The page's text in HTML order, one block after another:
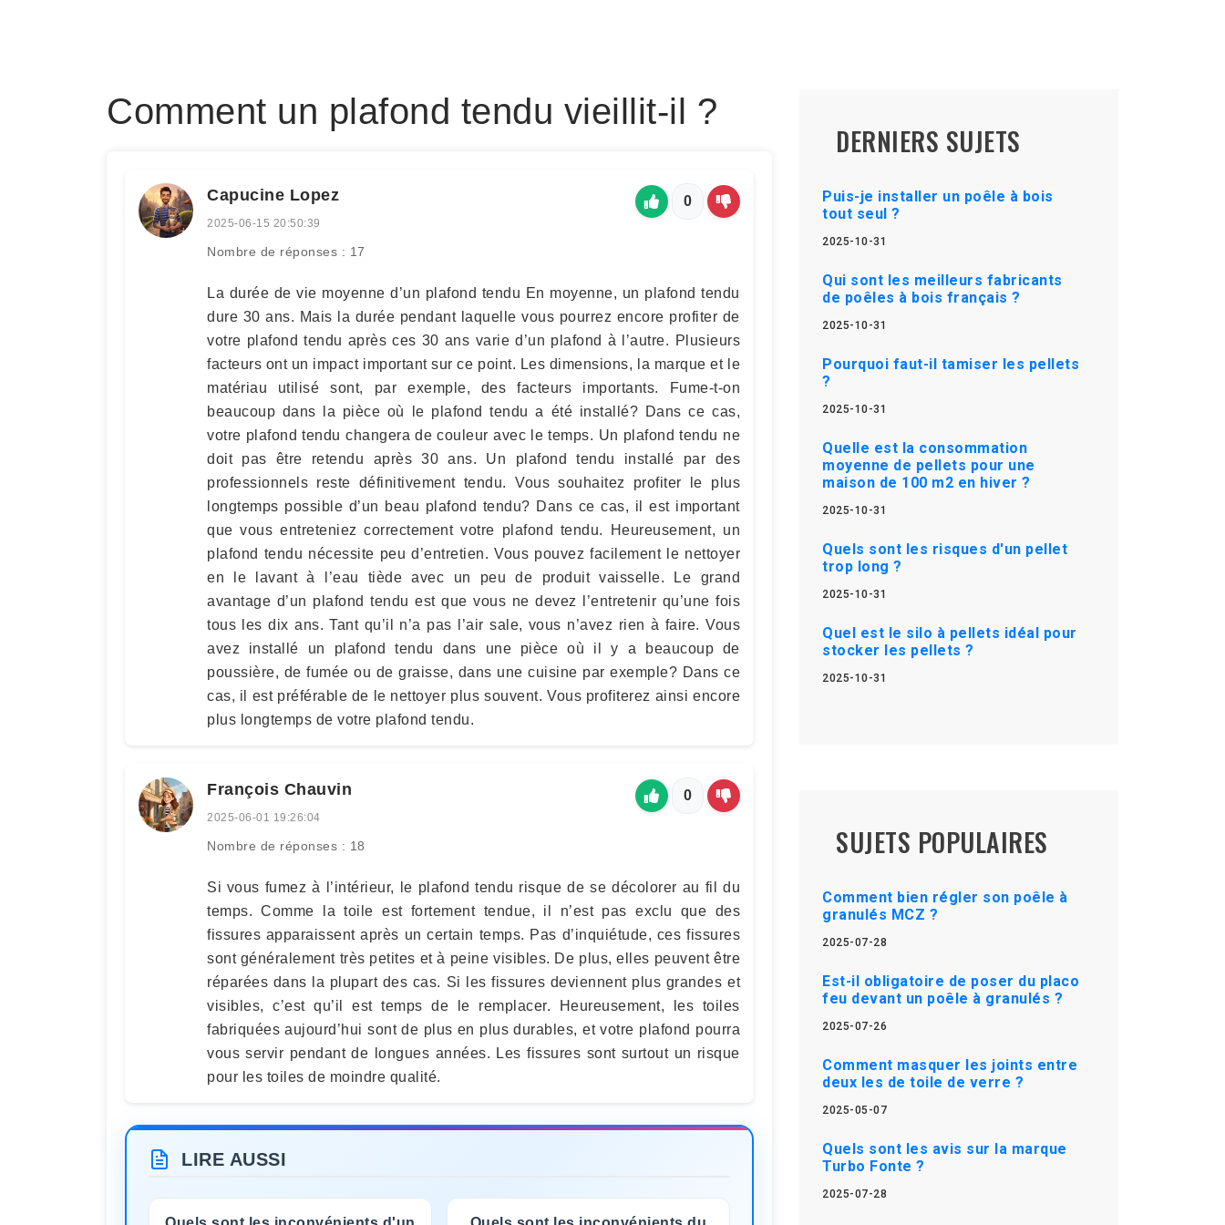
Comment un plafond tendu vieillit-il ?
Capucine Lopez
2025-06-15 20:50:39
Nombre de réponses : 17
0
La durée de vie moyenne d’un plafond tendu En moyenne, un plafond tendu
dure 30 ans. Mais la durée pendant laquelle vous pourrez encore profiter de
votre plafond tendu après ces 30 ans varie d’un plafond à l’autre. Plusieurs
facteurs ont un impact important sur ce point. Les dimensions, la marque et le
matériau utilisé sont, par exemple, des facteurs importants. Fume-t-on
beaucoup dans la pièce où le plafond tendu a été installé? Dans ce cas,
votre plafond tendu changera de couleur avec le temps. Un plafond tendu ne
doit pas être retendu après 30 ans. Un plafond tendu installé par des
professionnels reste définitivement tendu. Vous souhaitez profiter le plus
longtemps possible d’un beau plafond tendu? Dans ce cas, il est important
que vous entreteniez correctement votre plafond tendu. Heureusement, un
plafond tendu nécessite peu d’entretien. Vous pouvez facilement le nettoyer
en le lavant à l’eau tiède avec un peu de produit vaisselle. Le grand
avantage d’un plafond tendu est que vous ne devez l’entretenir qu’une fois
tous les dix ans. Tant qu’il n’a pas l’air sale, vous n’avez rien à faire. Vous
avez installé un plafond tendu dans une pièce où il y a beaucoup de
poussière, de fumée ou de graisse, dans une cuisine par exemple? Dans ce
cas, il est préférable de le nettoyer plus souvent. Vous profiterez ainsi encore
plus longtemps de votre plafond tendu.
François Chauvin
2025-06-01 19:26:04
Nombre de réponses : 18
0
Si vous fumez à l’intérieur, le plafond tendu risque de se décolorer au fil du
temps. Comme la toile est fortement tendue, il n’est pas exclu que des
fissures apparaissent après un certain temps. Pas d’inquiétude, ces fissures
sont généralement très petites et à peine visibles. De plus, elles peuvent être
réparées dans la plupart des cas. Si les fissures deviennent plus grandes et
visibles, c’est qu’il est temps de le remplacer. Heureusement, les toiles
fabriquées aujourd’hui sont de plus en plus durables, et votre plafond pourra
vous servir pendant de longues années. Les fissures sont surtout un risque
pour les toiles de moindre qualité.
LIRE AUSSI
DERNIERS SUJETS
Puis-je installer un poêle à bois
tout seul ?
2025-10-31
Qui sont les meilleurs fabricants
de poêles à bois français ?
2025-10-31
Pourquoi faut-il tamiser les pellets
?
2025-10-31
Quelle est la consommation
moyenne de pellets pour une
maison de 100 m2 en hiver ?
2025-10-31
Quels sont les risques d'un pellet
trop long ?
2025-10-31
Quel est le silo à pellets idéal pour
stocker les pellets ?
2025-10-31
SUJETS POPULAIRES
Comment bien régler son poêle à
granulés MCZ ?
2025-07-28
Est-il obligatoire de poser du placo
feu devant un poêle à granulés ?
2025-07-26
Comment masquer les joints entre
deux les de toile de verre ?
2025-05-07
Quels sont les avis sur la marque
Turbo Fonte ?
2025-07-28